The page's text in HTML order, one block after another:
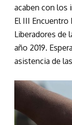
acaben con los
El III Encuentro
Liberadores de
año 2019.
asistencia de